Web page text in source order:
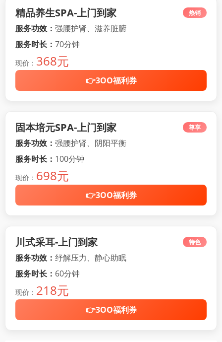
精品养生SPA-上门到家 热销
服务功效： 强腰护肾、滋养脏腑
服务时长： 70分钟
现价： 368元
👉3OO福利券
固本培元SPA-上门到家 尊享
服务功效： 强腰护肾、阴阳平衡
服务时长： 100分钟
现价： 698元
👉3OO福利券
川式采耳-上门到家 特色
服务功效： 纾解压力、静心助眠
服务时长： 60分钟
现价： 218元
👉3OO福利券